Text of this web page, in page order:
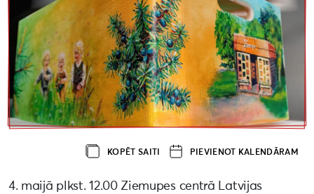
KOPĒT SAITI PIEVIENOT KALENDĀRAM
4. maijā plkst. 12.00 Ziemupes centrā Latvijas